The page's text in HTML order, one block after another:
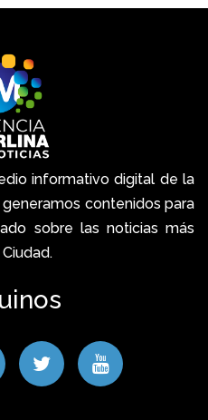
informativo digital de la
contenidos para
sobre las noticias más